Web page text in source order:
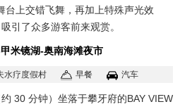
台上交错飞舞，再加上特殊声光效
引了众多游客前来观赏。
米镜湖-奥南海滩夜市
水疗度假村 早餐 汽车
30 分钟）坐落于攀牙府的BAY VIEW